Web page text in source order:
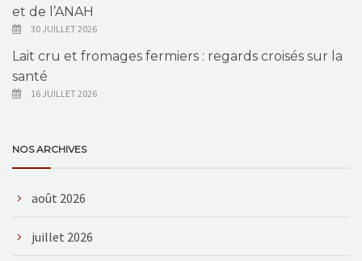
et de l’ANAH
30 JUILLET 2026
Lait cru et fromages fermiers : regards croisés sur la
santé
16 JUILLET 2026
NOS ARCHIVES
août 2026
juillet 2026